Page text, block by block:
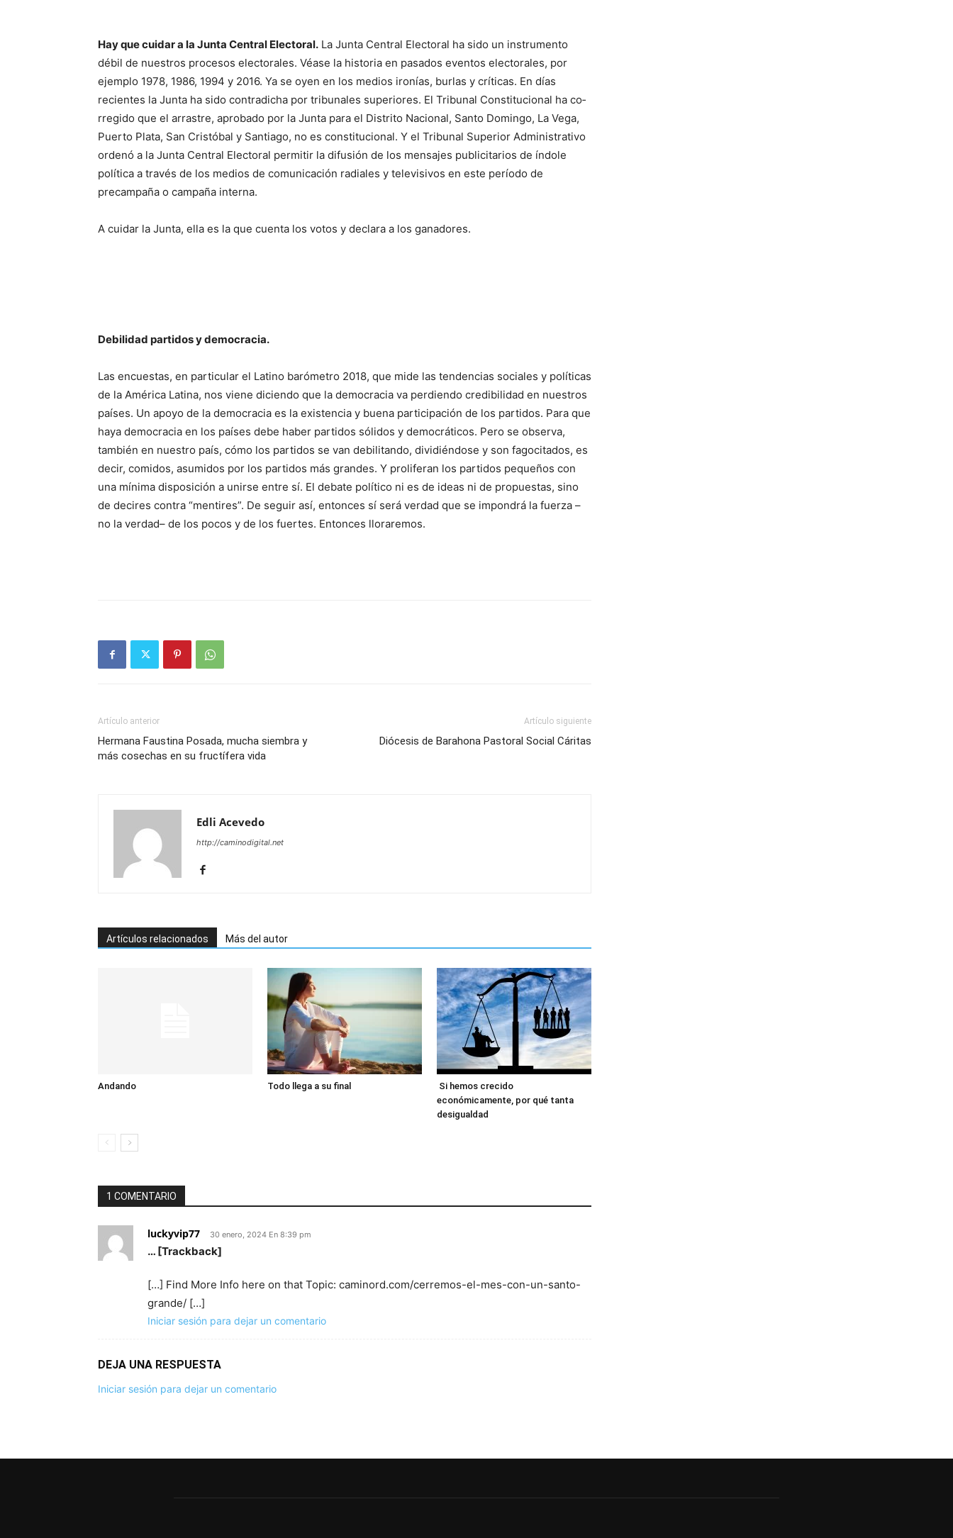
Hay que cuidar a la Junta Central Electoral. La Junta Central Elec­toral ha sido un instrumento
débil de nues­tros procesos electora­les. Véa­se la historia en pasados eventos electora­les, por
ejem­plo 1978, 1986, 1994 y 2016. Ya se oyen en los me­dios ironías, bur­las y críticas. En días
recientes la Junta ha sido contra­dicha por tribu­nales supe­riores. El Tribunal Cons­titu­cio­nal ha co­
rregido que el arrastre, aprobado por la Junta para el Distrito Nacio­nal, Santo Do­mingo, La Vega,
Puer­to Plata, San Cristóbal y San­tia­go, no es constitucio­nal. Y el Tri­bu­nal Su­perior Admi­nis­trativo
ordenó a la Junta Cen­tral Electoral permitir la difusión de los mensajes publicitarios de índole
política a través de los me­dios de comu­nicación radia­les y televisivos en este período de
precampaña o campaña interna.
A cuidar la Junta, ella es la que cuenta los votos y declara a los gana­dores.
Debilidad partidos y democracia.
Las encuestas, en parti­cular el Latino baró­me­tro 2018, que mide las tendencias sociales y políticas
de la América Latina, nos viene di­ciendo que la demo­cra­cia va perdiendo credibilidad en nuestros
­países. Un apoyo de la de­mo­cracia es la existencia y buena partici­pa­ción de los partidos. Para que
haya democracia en los países debe haber partidos sólidos y democráticos. Pero se observa,
también en nuestro país, cómo los partidos se van debilitando, dividiéndose y son fagocitados, es
de­cir, comidos, asumidos por los partidos más grandes. Y proliferan los partidos pequeños con
una mínima dispo­sición a unirse entre sí. El debate político ni es de ideas ni de propuestas, sino
de decires contra “mentires”. De seguir así, entonces sí será verdad que se impondrá la fuerza –
no la verdad– de los pocos y de los fuertes. Entonces lloraremos.
Artículo anterior
Hermana Faustina Posada, mucha siembra y
más cosechas en su fructífera vida
Artículo siguiente
Diócesis de Barahona Pastoral Social Cáritas
Edli Acevedo
http://caminodigital.net
Artículos relacionados Más del autor
Andando Todo llega a su final
Si hemos crecido
económicamente, por qué tanta
desigualdad
1 COMENTARIO
luckyvip77 30 enero, 2024 En 8:39 pm
… [Trackback]
[…] Find More Info here on that Topic: caminord.com/cerremos-el-mes-con-un-santo-
gran­de/ […]
Iniciar sesión para dejar un comentario
DEJA UNA RESPUESTA
Iniciar sesión para dejar un comentario